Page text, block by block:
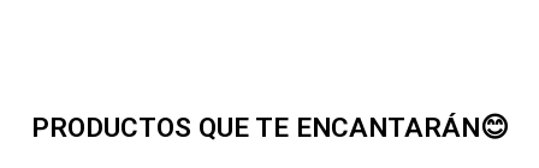
PRODUCTOS QUE TE ENCANTARÁN😊